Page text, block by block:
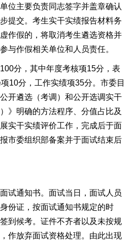
位主要负责同志签字并盖章确认
提交。考生实干实绩报告材料务
作假的，将取消考生遴选资格并
与作假相关单位和人员责任。
分，其中年度考核项15分，表
10分，工作实绩项35分。市委目
开遴选（考调）和公开选调实干
》明确的方法程序、分值占比及
实干实绩评价工作，完成后于面
市委组织部备案并于面试结束后
通知书。面试当日，面试人员
份证，按面试通知书规定的时
到候考。证件不齐者以及未按规
作放弃面试资格处理。由此出现